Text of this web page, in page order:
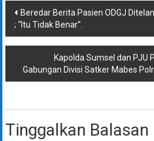
Navigasi
pos
Beredar Berita Pasien ODGJ
; “Itu Tidak Benar”.
Kapolda Sumsel dan PJU
Gabungan Divisi Satker Mabes
Tinggalkan Balasan